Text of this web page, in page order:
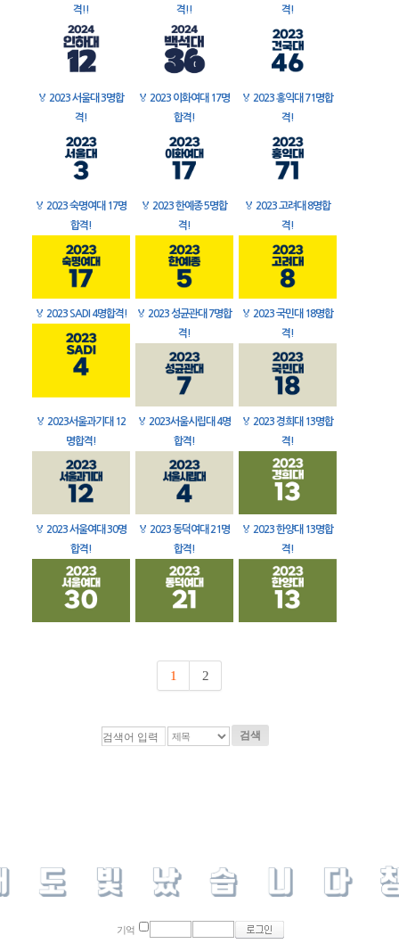
격!!
격!!
격!
🏅 2023 서울대 3명합
격!
🏅 2023 이화여대 17명
합격!
🏅 2023 홍익대 71명합
격!
🏅 2023 숙명여대 17명
합격!
🏅 2023 한예종 5명합
격!
🏅 2023 고려대 8명합
격!
🏅 2023 SADI 4명합격! 🏅 2023 성균관대 7명합
격!
🏅 2023 국민대 18명합
격!
🏅 2023서울과기대 12
명합격!
🏅 2023서울시립대 4명
합격!
🏅 2023 경희대 13명합
격!
🏅 2023 서울여대 30명
합격!
🏅 2023 동덕여대 21명
합격!
🏅 2023 한양대 13명합
격!
1 2
검색
기억